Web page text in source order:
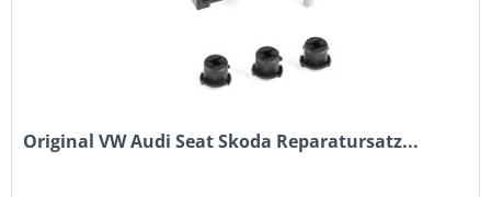
Original VW Audi Seat Skoda Reparatursatz...